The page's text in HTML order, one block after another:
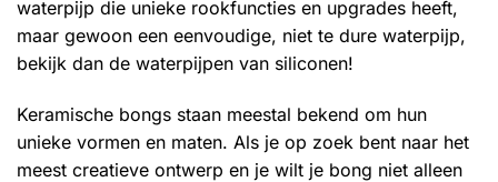
waterpijp die unieke rookfuncties en upgrades heeft,
maar gewoon een eenvoudige, niet te dure waterpijp,
bekijk dan de waterpijpen van siliconen!
Keramische bongs staan meestal bekend om hun
unieke vormen en maten. Als je op zoek bent naar het
meest creatieve ontwerp en je wilt je bong niet alleen